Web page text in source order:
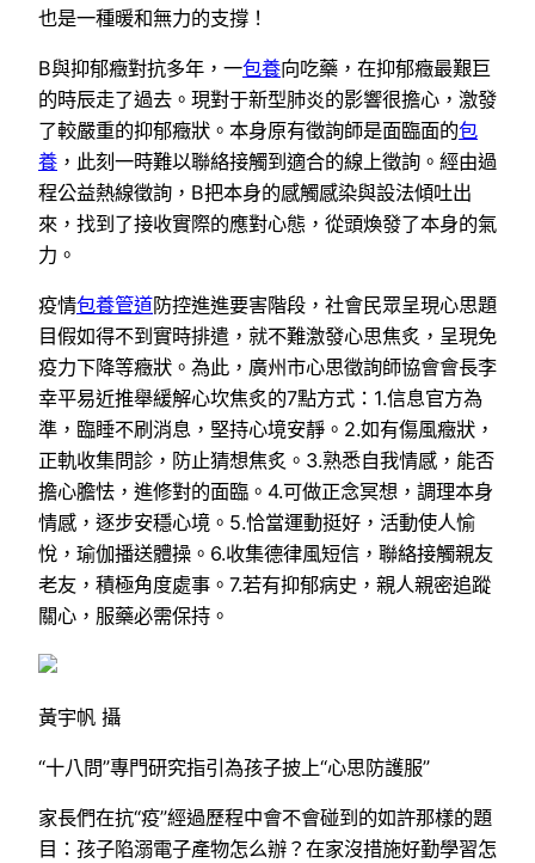
也是一種暖和無力的支撐！
B與抑郁癥對抗多年，一包養向吃藥，在抑郁癥最艱巨
的時辰走了過去。現對于新型肺炎的影響很擔心，激發
了較嚴重的抑郁癥狀。本身原有徵詢師是面臨面的包
養 ，此刻一時難以聯絡接觸到適合的線上徵詢。經由過
程公益熱線徵詢，B把本身的感觸感染與設法傾吐出
來，找到了接收實際的應對心態，從頭煥發了本身的氣
力。
疫情包養管道防控進進要害階段，社會民眾呈現心思題
目假如得不到實時排遣，就不難激發心思焦炙，呈現免
疫力下降等癥狀。為此，廣州市心思徵詢師協會會長李
幸平易近推舉緩解心坎焦炙的7點方式：1.信息官方為
準，臨睡不刷消息，堅持心境安靜。2.如有傷風癥狀，
正軌收集問診，防止猜想焦炙。3.熟悉自我情感，能否
擔心膽怯，進修對的面臨。4.可做正念冥想，調理本身
情感，逐步安穩心境。5.恰當運動挺好，活動使人愉
悅，瑜伽播送體操。6.收集德律風短信，聯絡接觸親友
老友，積極角度處事。7.若有抑郁病史，親人親密追蹤
關心，服藥必需保持。
黃宇帆 攝
“十八問”專門研究指引為孩子披上“心思防護服”
家長們在抗“疫”經過歷程中會不會碰到的如許那樣的題
目：孩子陷溺電子產物怎么辦？在家沒措施好勤學習怎